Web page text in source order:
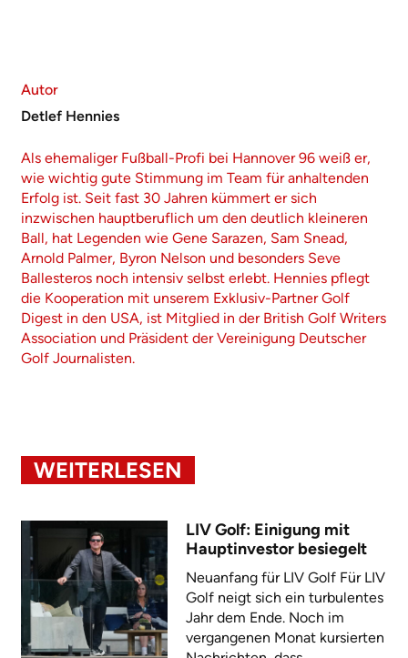
Autor
Detlef Hennies
Als ehemaliger Fußball-Profi bei Hannover 96 weiß er,
wie wichtig gute Stimmung im Team für anhaltenden
Erfolg ist. Seit fast 30 Jahren kümmert er sich
inzwischen hauptberuflich um den deutlich kleineren
Ball, hat Legenden wie Gene Sarazen, Sam Snead,
Arnold Palmer, Byron Nelson und besonders Seve
Ballesteros noch intensiv selbst erlebt. Hennies pflegt
die Kooperation mit unserem Exklusiv-Partner Golf
Digest in den USA, ist Mitglied in der British Golf Writers
Association und Präsident der Vereinigung Deutscher
Golf Journalisten.
WEITERLESEN
LIV Golf: Einigung mit
Hauptinvestor besiegelt
Neuanfang für LIV Golf Für LIV
Golf neigt sich ein turbulentes
Jahr dem Ende. Noch im
vergangenen Monat kursierten